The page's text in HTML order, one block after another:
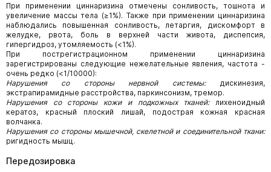
При применении циннаризина отмечены сонливость, тошнота и
увеличение массы тела (≥1%). Также при применении циннаризина
наблюдались повышенная сонливость, летаргия, дискомфорт в
желудке, рвота, боль в верхней части живота, диспепсия,
гипергидроз, утомляемость (<1%).
При пострегистрационном применении циннаризина
зарегистрированы следующие нежелательные явления, частота -
очень редко (<1/10000):
Нарушения со стороны нервной системы:дискинезия,
экстрапирамидные расстройства, паркинсонизм, тремор.
Нарушения со стороны кожи и подкожных тканей:лихеноидный
кератоз, красный плоский лишай, подострая кожная красная
волчанка.
Нарушения со стороны мышечной, скелетной и соединительной ткани:
ригидность мышц.
Передозировка